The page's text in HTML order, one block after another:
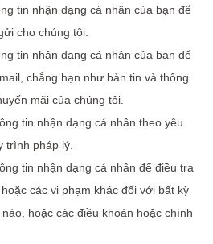
tin nhận dạng cá nhân của bạn để
cho chúng tôi.
tin nhận dạng cá nhân của bạn để
chẳng hạn như bản tin và thông
mãi của chúng tôi.
tin nhận dạng cá nhân theo yêu
trình pháp lý.
tin nhận dạng cá nhân để điều tra
các vi phạm khác đối với bất kỳ
hoặc các điều khoản hoặc chính